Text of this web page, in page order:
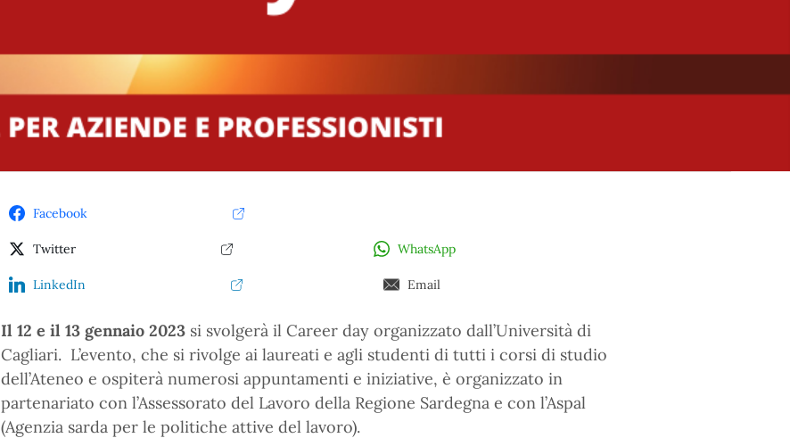
Facebook
Twitter WhatsApp
LinkedIn Email
Il 12 e il 13 gennaio 2023si svolgerà il Career day organizzato dall’Università di
Cagliari. L’evento, che si rivolge ai laureati e agli studenti di tutti i corsi di studio
dell’Ateneo e ospiterà numerosi appuntamenti e iniziative, è organizzato in
partenariato con l’Assessorato del Lavoro della Regione Sardegna e con l’Aspal
(Agenzia sarda per le politiche attive del lavoro).